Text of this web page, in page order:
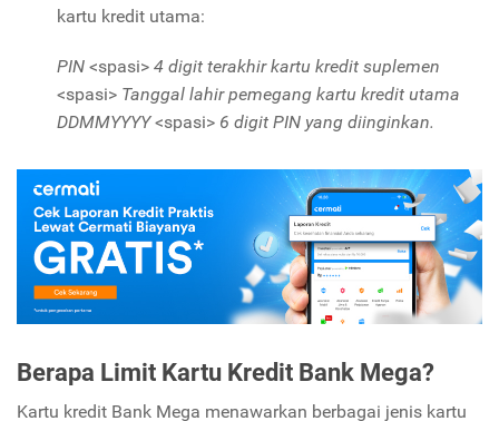
kartu kredit utama:
PIN <spasi> 4 digit terakhir kartu kredit suplemen
<spasi> Tanggal lahir pemegang kartu kredit utama
DDMMYYYY<spasi> 6 digit PIN yang diinginkan.
Berapa Limit Kartu Kredit Bank Mega?
Kartu kredit Bank Mega menawarkan berbagai jenis kartu